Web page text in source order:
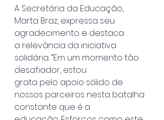
A Secretária da Educação,
Marta Braz, expressa seu
agradecimento e destaca
a relevância da iniciativa
solidária. “Em um momento tão
desafiador, estou
grata pelo apoio sólido de
nossos parceiros nesta batalha
constante que é a